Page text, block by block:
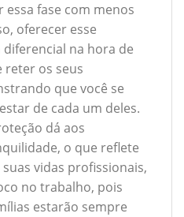
essa fase com menos
oferecer esse
na hora de
os seus
que você se
de cada um deles.
dá aos
o que reflete
vidas profissionais,
no trabalho, pois
estarão sempre